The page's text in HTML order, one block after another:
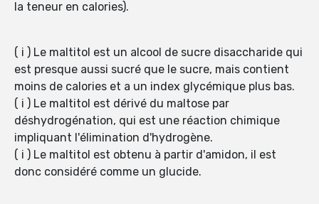
la teneur en calories).
( i ) Le maltitol est un alcool de sucre disaccharide qui
est presque aussi sucré que le sucre, mais contient
moins de calories et a un index glycémique plus bas.
( i ) Le maltitol est dérivé du maltose par
déshydrogénation, qui est une réaction chimique
impliquant l'élimination d'hydrogène.
( i ) Le maltitol est obtenu à partir d'amidon, il est
donc considéré comme un glucide.